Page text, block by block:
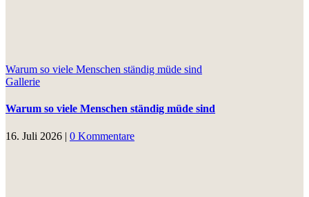
Warum so viele Menschen ständig müde sind
Gallerie
Warum so viele Menschen ständig müde sind
16. Juli 2026 | 0 Kommentare